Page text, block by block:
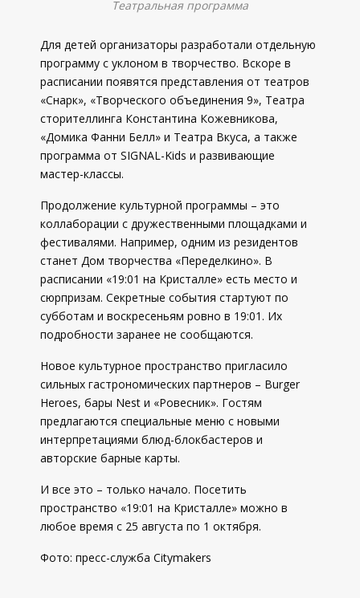
Театральная программа
Для детей организаторы разработали отдельную
программу с уклоном в творчество. Вскоре в
расписании появятся представления от театров
«Снарк», «Творческого объединения 9», Театра
сторителлинга Константина Кожевникова,
«Домика Фанни Белл» и Театра Вкуса, а также
программа от SIGNAL-Kids и развивающие
мастер-классы.
Продолжение культурной программы – это
коллаборации с дружественными площадками и
фестивалями. Например, одним из резидентов
станет Дом творчества «Переделкино». В
расписании «19:01 на Кристалле» есть место и
сюрпризам. Секретные события стартуют по
субботам и воскресеньям ровно в 19:01. Их
подробности заранее не сообщаются.
Новое культурное пространство пригласило
сильных гастрономических партнеров – Burger
Heroes, бары Nest и «Ровесник». Гостям
предлагаются специальные меню с новыми
интерпретациями блюд-блокбастеров и
авторские барные карты.
И все это – только начало. Посетить
пространство «19:01 на Кристалле» можно в
любое время с 25 августа по 1 октября.
Фото: пресс-служба Citymakers